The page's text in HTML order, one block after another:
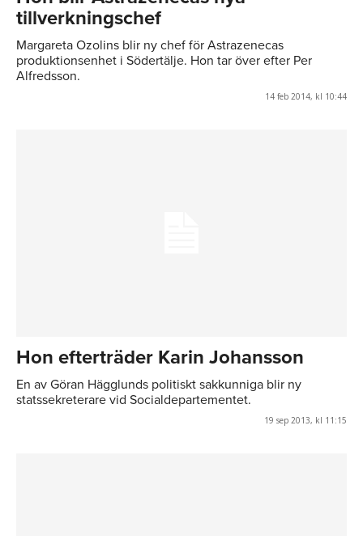
tillverkningschef
Margareta Ozolins blir ny chef för Astrazenecas
produktionsenhet i Södertälje. Hon tar över efter Per
Alfredsson.
14 feb 2014, kl 10:44
Hon efterträder Karin Johansson
En av Göran Hägglunds politiskt sakkunniga blir ny
statssekreterare vid Socialdepartementet.
19 sep 2013, kl 11:15